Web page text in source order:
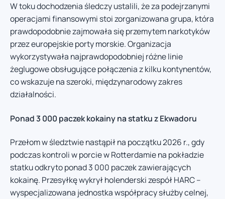
W toku dochodzenia śledczy ustalili, że za podejrzanymi
operacjami finansowymi stoi zorganizowana grupa, która
prawdopodobnie zajmowała się przemytem narkotyków
przez europejskie porty morskie. Organizacja
wykorzystywała najprawdopodobniej różne linie
żeglugowe obsługujące połączenia z kilku kontynentów,
co wskazuje na szeroki, międzynarodowy zakres
działalności.
Ponad 3 000 paczek kokainy na statku z Ekwadoru
Przełom w śledztwie nastąpił na początku 2026 r., gdy
podczas kontroli w porcie w Rotterdamie na pokładzie
statku odkryto ponad 3 000 paczek zawierających
kokainę. Przesyłkę wykrył holenderski zespół HARC –
wyspecjalizowana jednostka współpracy służby celnej,